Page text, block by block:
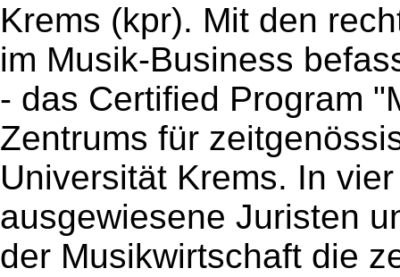
Krems (kpr). Mit den
im Musik-Business
- das Certified Program
Zentrums für
Universität Krems. In
ausgewiesene Juristen
der Musikwirtschaft die